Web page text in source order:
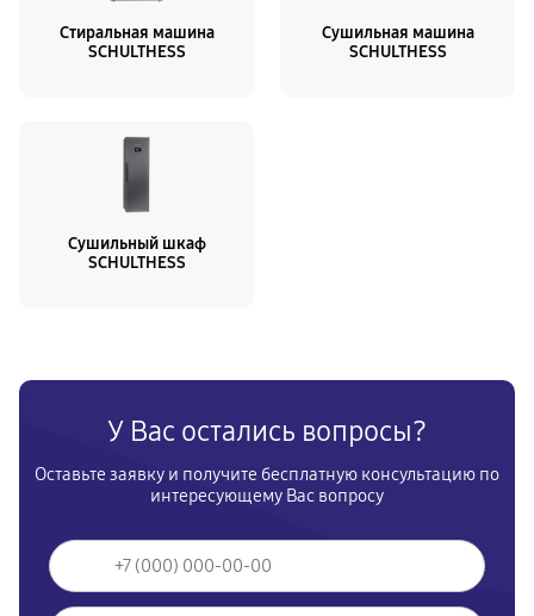
Стиральная машина
SCHULTHESS
Сушильная машина
SCHULTHESS
Сушильный шкаф
SCHULTHESS
У Вас остались вопросы?
Оставьте заявку и получите бесплатную консультацию по
интересующему Вас вопросу